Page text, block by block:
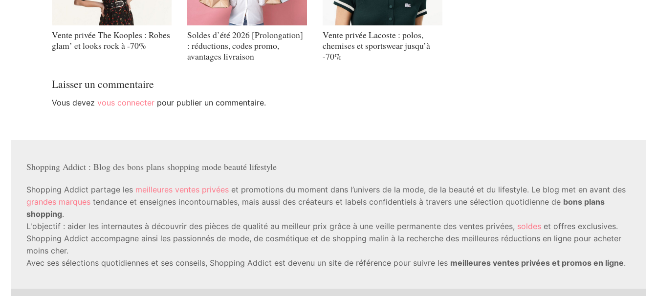
Vente privée The Kooples : Robes
glam’ et looks rock à -70%
Soldes d’été 2026 [Prolongation]
: réductions, codes promo,
avantages livraison
Vente privée Lacoste : polos,
chemises et sportswear jusqu’à
-70%
Laisser un commentaire
Vous devez vous connecterpour publier un commentaire.
Shopping Addict : Blog des bons plans shopping mode beauté lifestyle
Shopping Addict partage les meilleures ventes privées et promotions du moment dans l’univers de la mode, de la beauté et du lifestyle. Le blog met en avant des
grandes marques tendance et enseignes incontournables, mais aussi des créateurs et labels confidentiels à travers une sélection quotidienne de bons plans
shopping.
L'objectif : aider les internautes à découvrir des pièces de qualité au meilleur prix grâce à une veille permanente des ventes privées, soldes et offres exclusives.
Shopping Addict accompagne ainsi les passionnés de mode, de cosmétique et de shopping malin à la recherche des meilleures réductions en ligne pour acheter
moins cher.
Avec ses sélections quotidiennes et ses conseils, Shopping Addict est devenu un site de référence pour suivre les meilleures ventes privées et promos en ligne.